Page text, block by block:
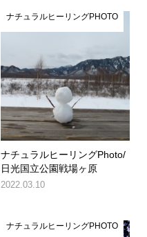
ナチュラルヒーリングPHOTO
ナチュラルヒーリングPhoto/
日光国立公園戦場ヶ原
2022.03.10
ナチュラルヒーリングPHOTO